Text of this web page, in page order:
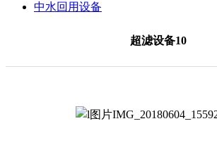
中水回用设备
超滤设备10